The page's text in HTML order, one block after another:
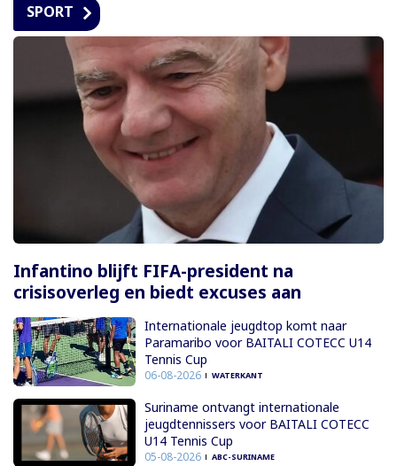
SPORT
Infantino blijft FIFA-president na
crisisoverleg en biedt excuses aan
Internationale jeugdtop komt naar
Paramaribo voor BAITALI COTECC U14
Tennis Cup
06-08-2026 WATERKANT
Suriname ontvangt internationale
jeugdtennissers voor BAITALI COTECC
U14 Tennis Cup
05-08-2026 ABC-SURINAME